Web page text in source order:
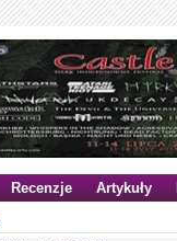
Recenzje Artykuły